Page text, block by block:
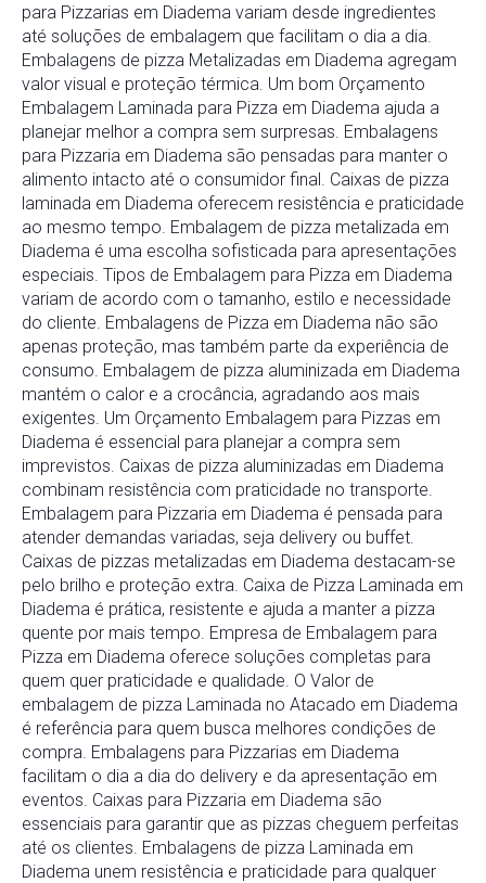
para Pizzarias em Diadema variam desde ingredientes
até soluções de embalagem que facilitam o dia a dia.
Embalagens de pizza Metalizadas em Diadema agregam
valor visual e proteção térmica. Um bom Orçamento
Embalagem Laminada para Pizza em Diadema ajuda a
planejar melhor a compra sem surpresas. Embalagens
para Pizzaria em Diadema são pensadas para manter o
alimento intacto até o consumidor final. Caixas de pizza
laminada em Diadema oferecem resistência e praticidade
ao mesmo tempo. Embalagem de pizza metalizada em
Diadema é uma escolha sofisticada para apresentações
especiais. Tipos de Embalagem para Pizza em Diadema
variam de acordo com o tamanho, estilo e necessidade
do cliente. Embalagens de Pizza em Diadema não são
apenas proteção, mas também parte da experiência de
consumo. Embalagem de pizza aluminizada em Diadema
mantém o calor e a crocância, agradando aos mais
exigentes. Um Orçamento Embalagem para Pizzas em
Diadema é essencial para planejar a compra sem
imprevistos. Caixas de pizza aluminizadas em Diadema
combinam resistência com praticidade no transporte.
Embalagem para Pizzaria em Diadema é pensada para
atender demandas variadas, seja delivery ou buffet.
Caixas de pizzas metalizadas em Diadema destacam-se
pelo brilho e proteção extra. Caixa de Pizza Laminada em
Diadema é prática, resistente e ajuda a manter a pizza
quente por mais tempo. Empresa de Embalagem para
Pizza em Diadema oferece soluções completas para
quem quer praticidade e qualidade. O Valor de
embalagem de pizza Laminada no Atacado em Diadema
é referência para quem busca melhores condições de
compra. Embalagens para Pizzarias em Diadema
facilitam o dia a dia do delivery e da apresentação em
eventos. Caixas para Pizzaria em Diadema são
essenciais para garantir que as pizzas cheguem perfeitas
até os clientes. Embalagens de pizza Laminada em
Diadema unem resistência e praticidade para qualquer